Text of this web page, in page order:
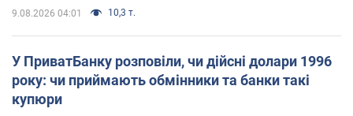
9.08.2026 04:01 10,3 т.
У ПриватБанку розповіли, чи дійсні долари 1996
року: чи приймають обмінники та банки такі
купюри